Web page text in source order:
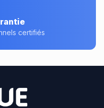
certifiés